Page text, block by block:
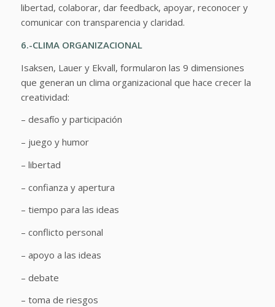
libertad, colaborar, dar feedback, apoyar, reconocer y
comunicar con transparencia y claridad.
6.-CLIMA ORGANIZACIONAL
Isaksen, Lauer y Ekvall, formularon las 9 dimensiones
que generan un clima organizacional que hace crecer la
creatividad:
– desafío y participación
– juego y humor
– libertad
– confianza y apertura
– tiempo para las ideas
– conflicto personal
– apoyo a las ideas
– debate
– toma de riesgos